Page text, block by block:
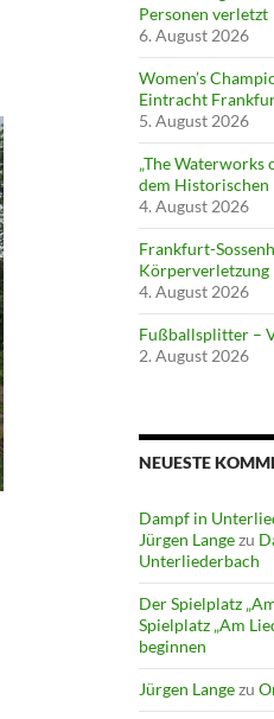
Personen verletzt
6. August 2026
Women’s
Eintracht
5. August 2026
„The Waterworks
dem Historischen
4. August 2026
Frankfurt-
4. August 2026
Fußballsplitter –
2. August 2026
NEUESTE
Dampf in
Jürgen Langezu
Unterliederbach
Der Spielplatz
Spielplatz „Am
beginnen
Jürgen Langezu